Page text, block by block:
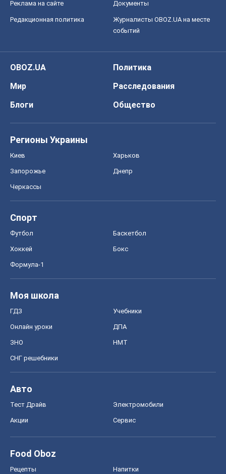
Реклама на сайте Документы
Редакционная политика
Журналисты OBOZ.UA на месте
событий
OBOZ.UA
Политика
Мир
Расследования
Блоги
Общество
Регионы Украины
Киев Харьков
Запорожье Днепр
Черкассы
Спорт
Футбол Баскетбол
Хоккей Бокс
Формула-1
Моя школа
ГДЗ Учебники
Онлайн уроки ДПА
ЗНО НМТ
СНГ решебники
Авто
Тест Драйв Электромобили
Акции Сервис
Food Oboz
Рецепты Напитки